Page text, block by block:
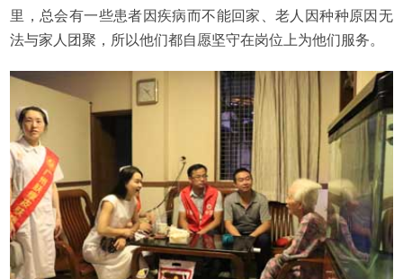
里，总会有一些患者因疾病而不能回家、老人因种种原因无
法与家人团聚，所以他们都自愿坚守在岗位上为他们服务。